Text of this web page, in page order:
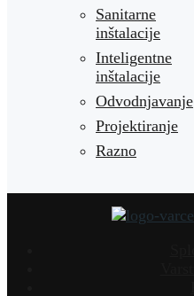
Sanitarne
inštalacije
Inteligentne
inštalacije
Odvodnjavanje
Projektiranje
Razno